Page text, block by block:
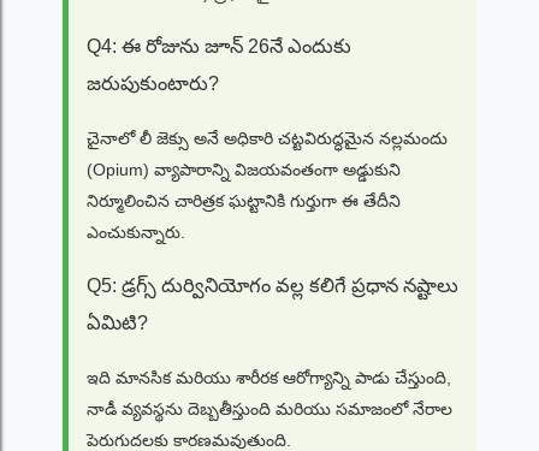
Q4: ఈ రోజును జూన్ 26నే ఎందుకు
జరుపుకుంటారు?
చైనాలో లీ జెక్సు అనే అధికారి చట్టవిరుద్ధమైన నల్లమందు
(Opium) వ్యాపారాన్ని విజయవంతంగా అడ్డుకుని
నిర్మూలించిన చారిత్రక ఘట్టానికి గుర్తుగా ఈ తేదీని
ఎంచుకున్నారు.
Q5: డ్రగ్స్ దుర్వినియోగం వల్ల కలిగే ప్రధాన నష్టాలు
ఏమిటి?
ఇది మానసిక మరియు శారీరక ఆరోగ్యాన్ని పాడు చేస్తుంది,
నాడీ వ్యవస్థను దెబ్బతీస్తుంది మరియు సమాజంలో నేరాల
పెరుగుదలకు కారణమవుతుంది.